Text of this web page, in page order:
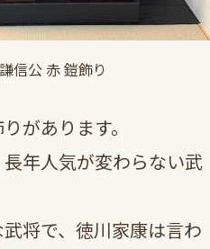
信公 赤 鎧飾り
があります。
年人気が変わらない武
将で、徳川家康は言わ